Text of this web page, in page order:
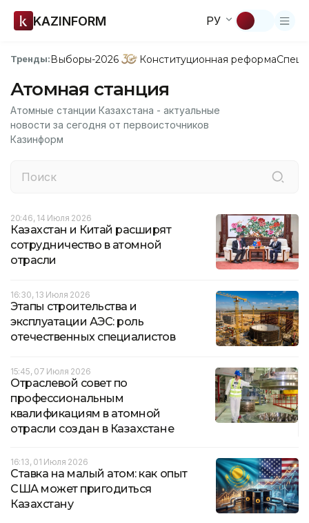
KAZINFORM РУ
Тренды:Выборы-2026 Конституционная реформа
Атомная станция
Атомные станции Казахстана - актуальные
новости за сегодня от первоисточников
Казинформ
20:46, 14 Июля 2026
Казахстан и Китай расширят
сотрудничество в атомной
отрасли
16:30, 13 Июля 2026
Этапы строительства и
эксплуатации АЭС: роль
отечественных специалистов
15:45, 07 Июля 2026
Отраслевой совет по
профессиональным
квалификациям в атомной
отрасли создан в Казахстане
16:13, 01 Июля 2026
Ставка на малый атом: как опыт
США может пригодиться
Казахстану